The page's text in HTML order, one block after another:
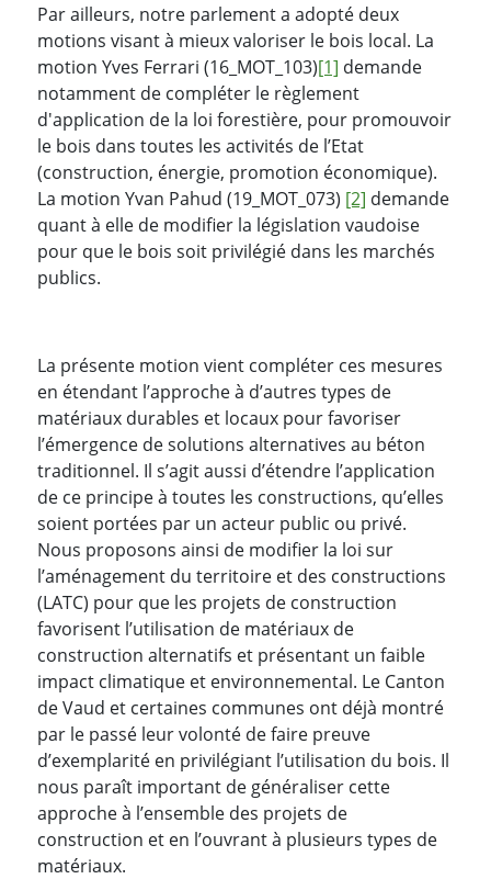
Par ailleurs, notre parlement a adopté deux
motions visant à mieux valoriser le bois local. La
motion Yves Ferrari (16_MOT_103)[1] demande
notamment de compléter le règlement
d'application de la loi forestière, pour promouvoir
le bois dans toutes les activités de l’Etat
(construction, énergie, promotion économique).
La motion Yvan Pahud (19_MOT_073) [2] demande
quant à elle de modifier la législation vaudoise
pour que le bois soit privilégié dans les marchés
publics.
La présente motion vient compléter ces mesures
en étendant l’approche à d’autres types de
matériaux durables et locaux pour favoriser
l’émergence de solutions alternatives au béton
traditionnel. Il s’agit aussi d’étendre l’application
de ce principe à toutes les constructions, qu’elles
soient portées par un acteur public ou privé.
Nous proposons ainsi de modifier la loi sur
l’aménagement du territoire et des constructions
(LATC) pour que les projets de construction
favorisent l’utilisation de matériaux de
construction alternatifs et présentant un faible
impact climatique et environnemental. Le Canton
de Vaud et certaines communes ont déjà montré
par le passé leur volonté de faire preuve
d’exemplarité en privilégiant l’utilisation du bois. Il
nous paraît important de généraliser cette
approche à l’ensemble des projets de
construction et en l’ouvrant à plusieurs types de
matériaux.